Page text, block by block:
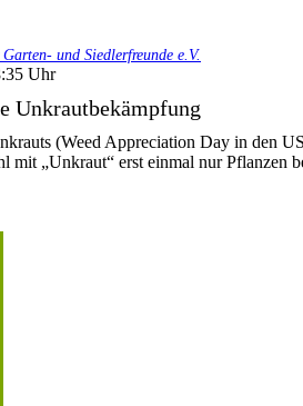
und Siedlerfreunde e.V.
Uhr
Unkrautbekämpfung
(Weed Appreciation Day in den
mit „Unkraut“ erst einmal nur Pflanzen